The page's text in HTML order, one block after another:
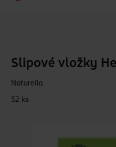
Slipové vložky
Naturella
52 ks